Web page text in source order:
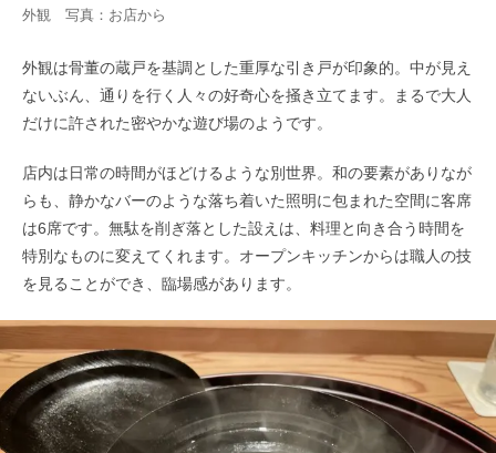
外観 写真：お店から
外観は骨董の蔵戸を基調とした重厚な引き戸が印象的。中が見え
ないぶん、通りを行く人々の好奇心を掻き立てます。まるで大人
だけに許された密やかな遊び場のようです。
店内は日常の時間がほどけるような別世界。和の要素がありなが
らも、静かなバーのような落ち着いた照明に包まれた空間に客席
は6席です。無駄を削ぎ落とした設えは、料理と向き合う時間を
特別なものに変えてくれます。オープンキッチンからは職人の技
を見ることができ、臨場感があります。